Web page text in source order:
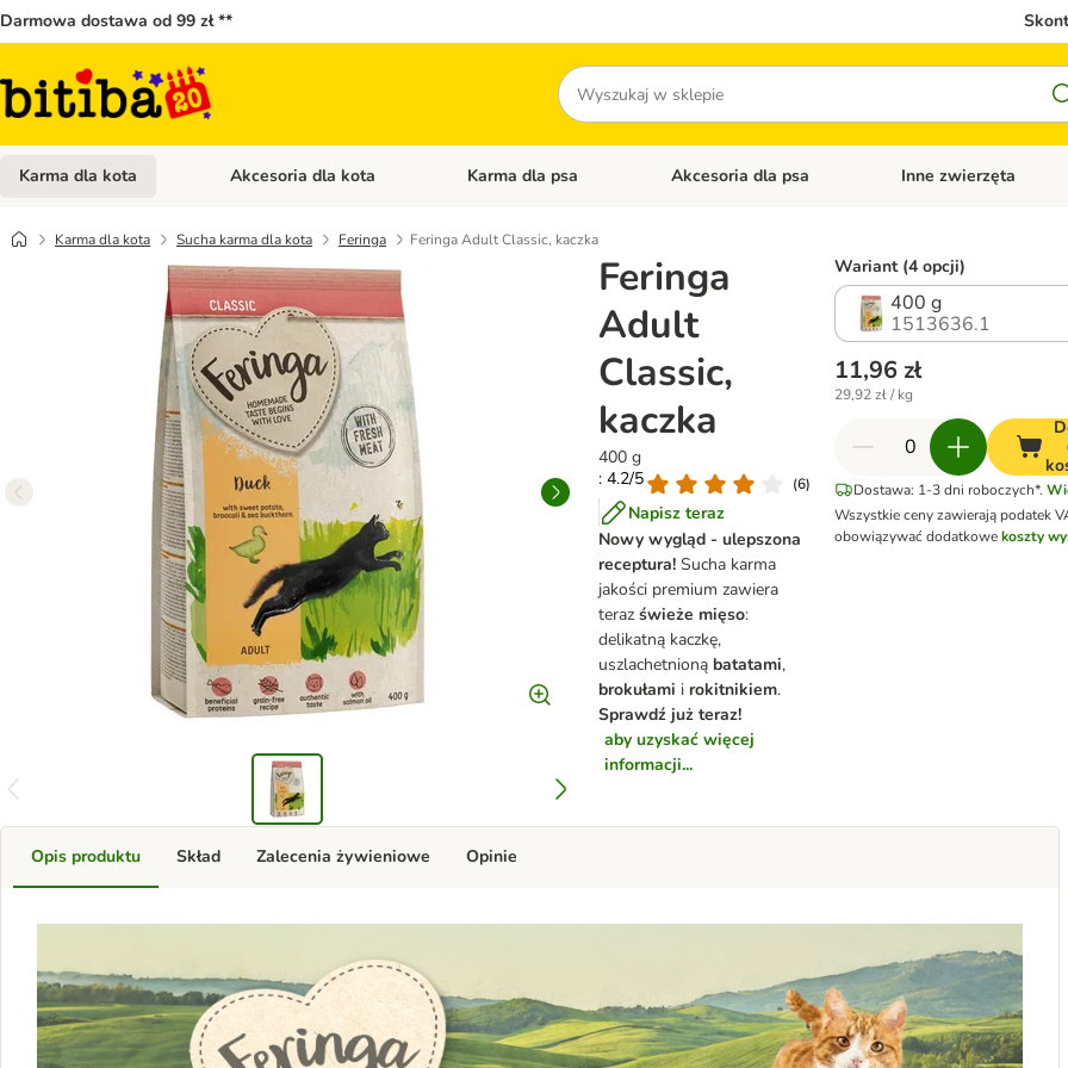
Darmowa dostawa od 99 zł **
Szukaj
Karma dla kota Otwórz menu kategorii: Karma dla kota
Akcesoria dla kota Otwórz menu kategorii: Akcesoria dla kota
Karma dla psa Otwórz menu kategorii: Karma dla psa
Akcesoria dla psa Otwórz menu kategorii:
Inne zwierzęta
Karma dla kota Sucha karma dla kota Feringa Feringa Adult Classic, kaczka
Feringa
Adult
Classic,
kaczka
400 g
: 4.2/5
(6)
Napisz teraz
Nowy wygląd - ulepszona
receptura!Sucha karma
jakości premium zawiera
teraz świeże mięso:
delikatną kaczkę,
uszlachetnioną batatami,
brokułami i rokitnikiem.
Sprawdź już teraz!
aby uzyskać więcej
informacji...
Wariant (4 opcji)
400 g
1513636.1
11,96 zł
29,92 zł / kg
Dostawa: 1-3 dni roboczych*.
Wszystkie ceny zawierają podatek
obowiązywać dodatkowekoszty
Opis produktu Skład Zalecenia żywieniowe Opinie